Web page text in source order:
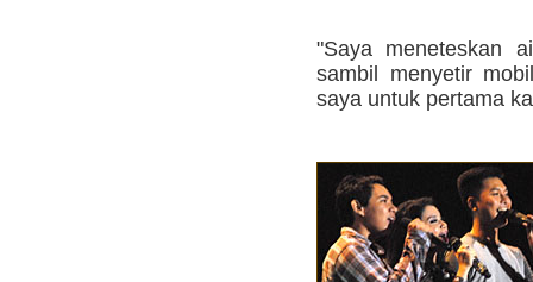
"Saya meneteskan
sambil menyetir
saya untuk pertama